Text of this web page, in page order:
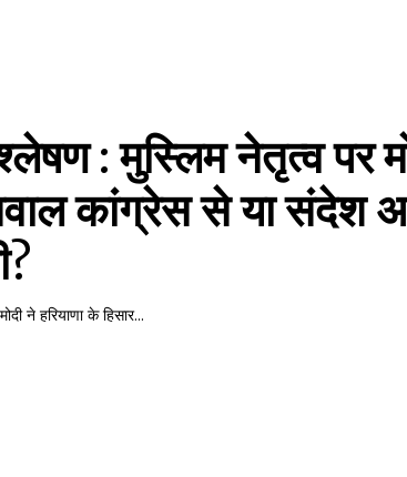
: मुस्लिम नेतृत्व पर
कांग्रेस से या संदेश
ने हरियाणा के हिसार...